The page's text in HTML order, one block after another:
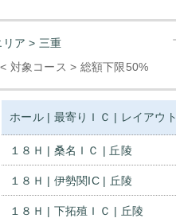
ア > 三重
対象コース > 総額下限50%
ホール | 最寄りＩＣ | レイアウト
１８Ｈ | 桑名ＩＣ | 丘陵
１８Ｈ | 伊勢関IC | 丘陵
１８Ｈ | 下拓殖ＩＣ | 丘陵